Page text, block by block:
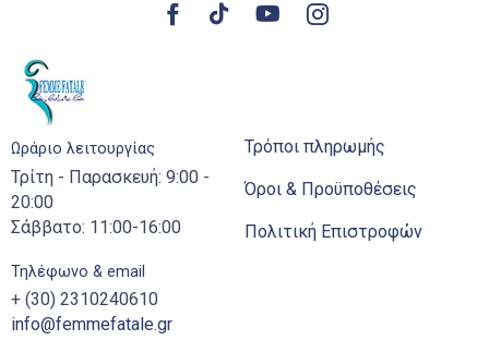
Ωράριο λειτουργίας
Τρίτη - Παρασκευή: 9:00 -
20:00
Σάββατο: 11:00-16:00
Τηλέφωνο & email
+ (30) 2310240610
info@femmefatale.gr
Τρόποι πληρωμής
Όροι & Προϋποθέσεις
Πολιτική Επιστροφών